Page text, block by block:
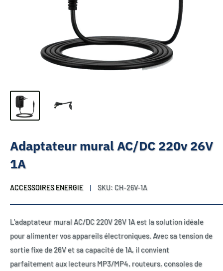
Adaptateur mural AC/DC 220v 26V
1A
ACCESSOIRES ENERGIE SKU: CH-26V-1A
L'adaptateur mural AC/DC 220V 26V 1A est la solution idéale
pour alimenter vos appareils électroniques. Avec sa tension de
sortie fixe de 26V et sa capacité de 1A, il convient
parfaitement aux lecteurs MP3/MP4, routeurs, consoles de